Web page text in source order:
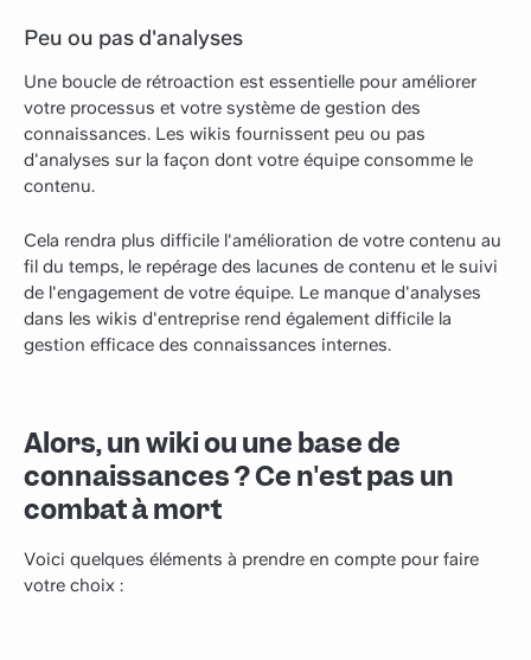
Peu ou pas d'analyses
Une boucle de rétroaction est essentielle pour améliorer
votre processus et votre système de gestion des
connaissances. Les wikis fournissent peu ou pas
d'analyses sur la façon dont votre équipe consomme le
contenu.
Cela rendra plus difficile l'amélioration de votre contenu au
fil du temps, le repérage des lacunes de contenu et le suivi
de l'engagement de votre équipe. Le manque d'analyses
dans les wikis d'entreprise rend également difficile la
gestion efficace des connaissances internes.
Alors, un wiki ou une base de
connaissances ? Ce n'est pas un
combat à mort
Voici quelques éléments à prendre en compte pour faire
votre choix :